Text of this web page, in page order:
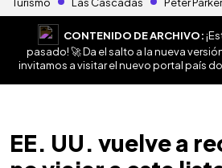
CONTENIDO DE ARCHIVO:
pasado! 🚀 Da el salto a la nueva
invitamos a visitar el nuevo portal país
EE. UU. vuelve a